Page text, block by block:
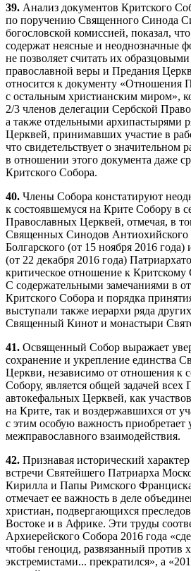
39. Анализ документов Критского
по поручению Священного Синода
богословской комиссией, показал,
содержат неясные и неоднозначные
не позволяет считать их
православной веры и Предания
относится к документу «Отношения
с остальным христианским миром»,
2/3 членов делегации Сербской
а также отдельными архипастырями
Церквей, принимавших участие в
что свидетельствует о значительном
в отношении этого документа даже
Критского Собора.
40. Члены Собора констатируют
к состоявшемуся на Крите Собору в
Православных Церквей, отмечая, в
Священных Синодов Антиохийского
Болгарского (от 15 ноября 2016 года)
(от 22 декабря 2016 года)
критическое отношение к Критскому
С содержательными замечаниями в
Критского Собора и порядка
выступали также иерархи ряда
Священный Кинот и монастыри
41. Освященный Собор выражает
сохранение и укрепление единства
Церкви, независимо от отношения к
Собору, является общей задачей
автокефальных Церквей, как
на Крите, так и воздержавшихся от
с этим особую важность приобретает
межправославного взаимодействия.
42. Признавая исторический
встречи Святейшего Патриарха
Кирилла и Папы Римского
отмечает ее важность в деле
христиан, подвергающихся
Востоке и в Африке. Эти труды
Архиерейского Собора 2016 года
чтобы геноцид, развязанный против
экстремистами... прекратился», а